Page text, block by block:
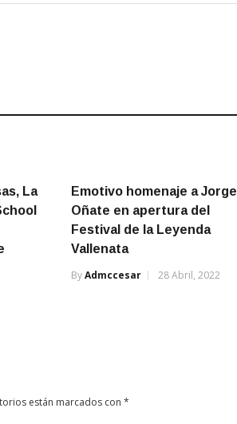
La
Emotivo homenaje a Jorge
Oñate en apertura del
Festival de la Leyenda
Vallenata
ByAdmccesar 28 Abril, 2022
están marcados con *